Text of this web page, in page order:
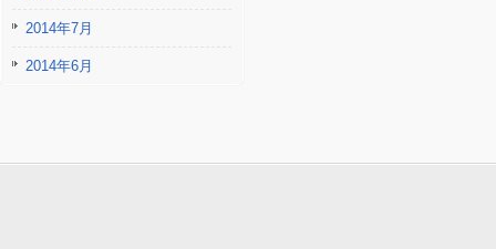
2014年7月
2014年6月